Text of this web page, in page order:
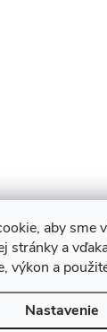
aby sme
stránky a
výkon a
Nastavenie
na Instagrame